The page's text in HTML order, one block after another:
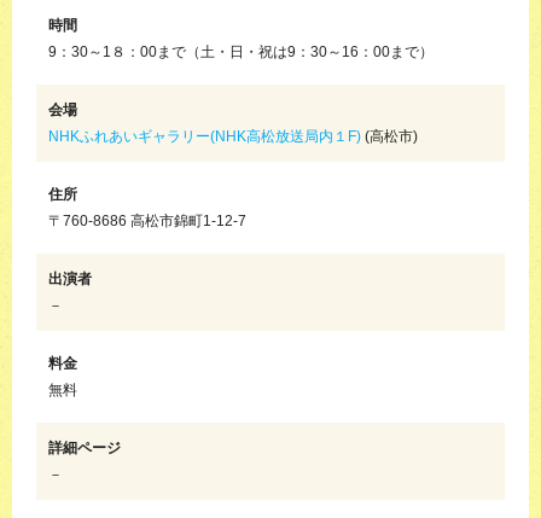
時間
9：30～1８：00まで（土・日・祝は9：30～16：00まで）
会場
NHKふれあいギャラリー(NHK高松放送局内１F) (高松市)
住所
〒760-8686 高松市錦町1-12-7
出演者
－
料金
無料
詳細ページ
－